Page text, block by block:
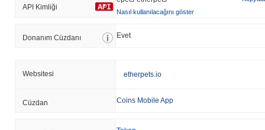
API Kimliği
Nasıl kullanılacağını göster
Donanım Cüzdanı Evet
Websitesi etherpets.io
Cüzdan Coins Mobile App